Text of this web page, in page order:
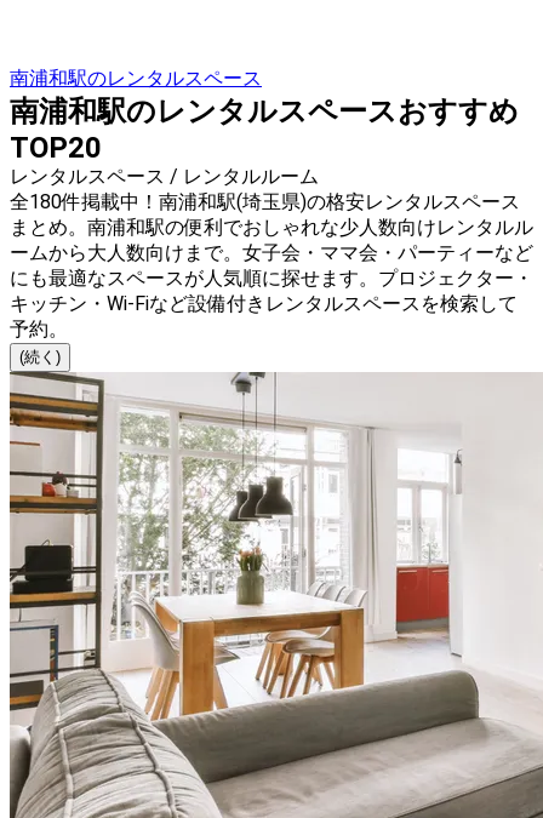
南浦和駅のレンタルスペース
南浦和駅のレンタルスペースおすすめ
TOP20
レンタルスペース / レンタルルーム
全180件掲載中！南浦和駅(埼玉県)の格安レンタルスペース
まとめ。南浦和駅の便利でおしゃれな少人数向けレンタルル
ームから大人数向けまで。女子会・ママ会・パーティーなど
にも最適なスペースが人気順に探せます。プロジェクター・
キッチン・Wi-Fiなど設備付きレンタルスペースを検索して
予約。
(続く)